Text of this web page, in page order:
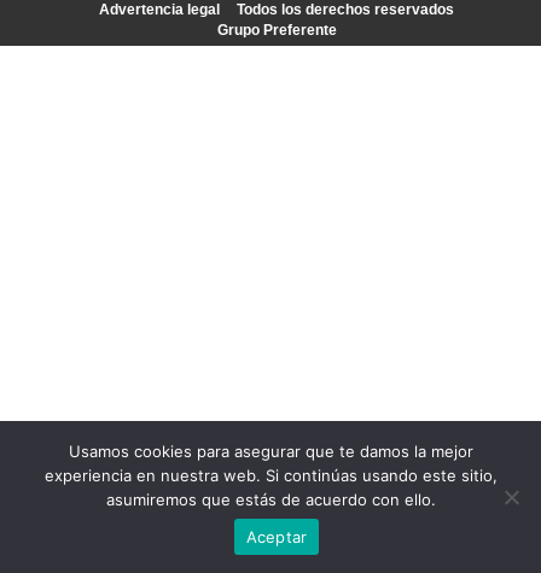
Usamos cookies para asegurar que te damos la mejor
experiencia en nuestra web. Si continúas usando este sitio,
asumiremos que estás de acuerdo con ello.
Aceptar
Advertencia legal
Todos los derechos reservados
Grupo Preferente